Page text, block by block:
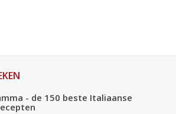
- de 150 beste Italiaanse